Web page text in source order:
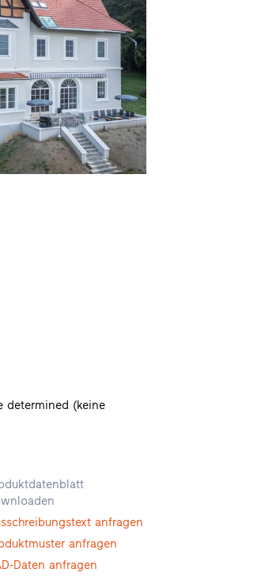
(keine
anfragen
anfragen
Daten anfragen